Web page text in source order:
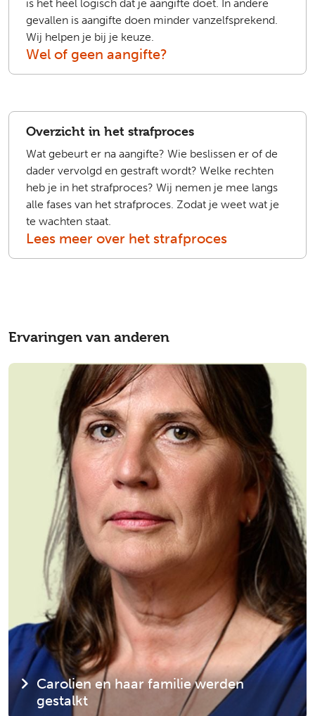
is het heel logisch dat je aangifte doet. In andere
gevallen is aangifte doen minder vanzelfsprekend.
Wij helpen je bij je keuze.
Wel of geen aangifte?
Overzicht in het strafproces
Wat gebeurt er na aangifte? Wie beslissen er of de
dader vervolgd en gestraft wordt? Welke rechten
heb je in het strafproces? Wij nemen je mee langs
alle fases van het strafproces. Zodat je weet wat je
te wachten staat.
Lees meer over het strafproces
Ervaringen van anderen
Carolien en haar familie werden
gestalkt